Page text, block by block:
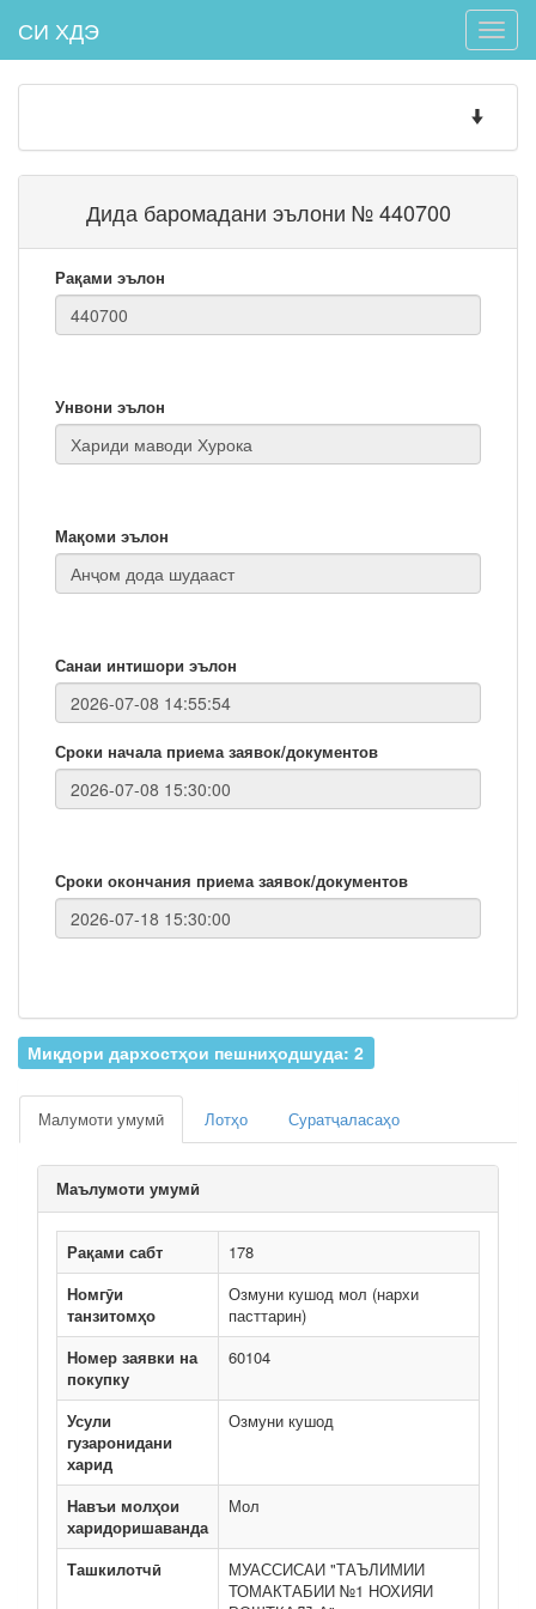
Toggle
СИ ХДЭ
Toggle
Дида баромадани эълони № 440700
Рақами эълон
Унвони эълон
Мақоми эълон
Санаи интишори эълон
Сроки начала приема заявок/документов
Сроки окончания приема заявок/документов
Миқдори дархостҳои пешниҳодшуда: 2
Малумоти умумӣ Лотҳо Суратҷаласаҳо
Маълумоти умумӣ
Рақами сабт
178
Номгӯи
танзитомҳо
Озмуни кушод мол (нархи
пасттарин)
Номер заявки на
покупку
60104
Усули
гузаронидани
харид
Озмуни кушод
Навъи молҳои
харидоришаванда
Мол
Ташкилотчӣ
МУАССИСАИ "ТАЪЛИМИИ
ТОМАКТАБИИ №1 НОХИЯИ